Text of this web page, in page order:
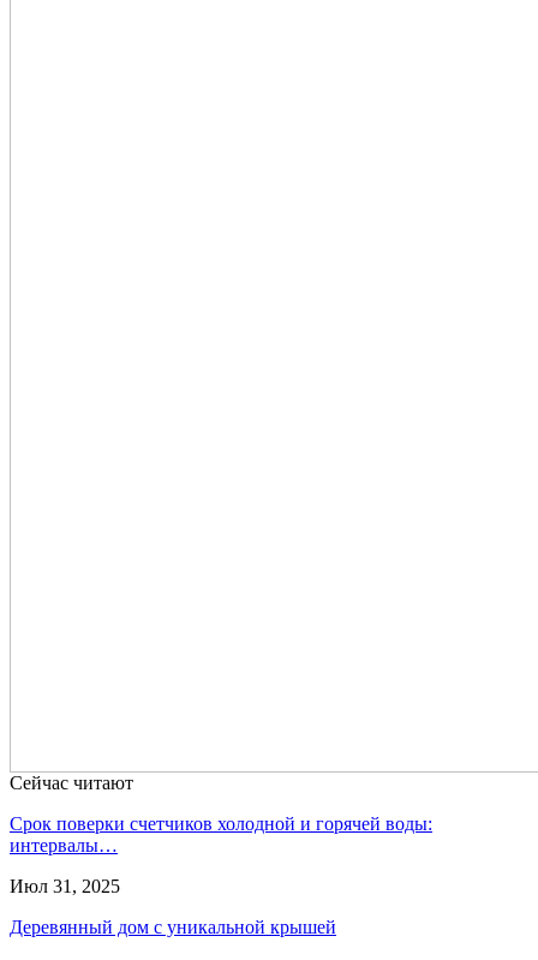
Сейчас читают
Срок поверки счетчиков холодной и горячей воды:
интервалы…
Июл 31, 2025
Деревянный дом с уникальной крышей